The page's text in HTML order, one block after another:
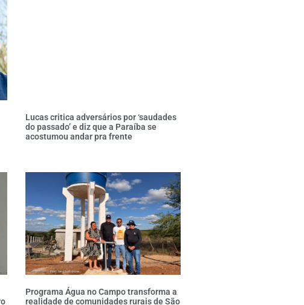
Lucas critica adversários por ‘saudades
do passado’ e diz que a Paraíba se
acostumou andar pra frente
Programa Água no Campo transforma a
realidade de comunidades rurais de São